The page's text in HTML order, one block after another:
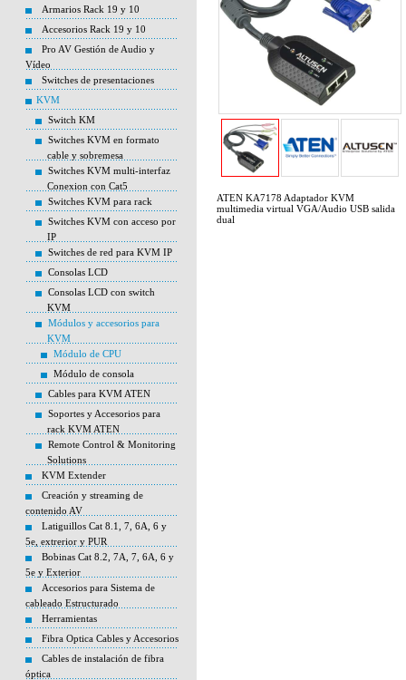
Armarios Rack 19 y 10
Accesorios Rack 19 y 10
Pro AV Gestión de Audio y
Vídeo
Switches de presentaciones
KVM
Switch KM
Switches KVM en formato
cable y sobremesa
Switches KVM multi-interfaz
Conexion con Cat5
Switches KVM para rack
Switches KVM con acceso por
IP
Switches de red para KVM IP
Consolas LCD
Consolas LCD con switch
KVM
Módulos y accesorios para
KVM
Módulo de CPU
Módulo de consola
Cables para KVM ATEN
Soportes y Accesorios para
rack KVM ATEN
Remote Control & Monitoring
Solutions
KVM Extender
Creación y streaming de
contenido AV
Latiguillos Cat 8.1, 7, 6A, 6 y
5e, extrerior y PUR
Bobinas Cat 8.2, 7A, 7, 6A, 6 y
5e y Exterior
Accesorios para Sistema de
cableado Estructurado
Herramientas
Fibra Optica Cables y Accesorios
Cables de instalación de fibra
óptica
ATEN KA7178 Adaptador KVM
multimedia virtual VGA/Audio USB salida
dual